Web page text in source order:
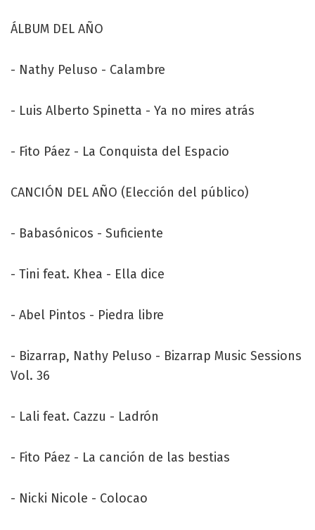
ÁLBUM DEL AÑO
- Nathy Peluso - Calambre
- Luis Alberto Spinetta - Ya no mires atrás
- Fito Páez - La Conquista del Espacio
CANCIÓN DEL AÑO (Elección del público)
- Babasónicos - Suficiente
- Tini feat. Khea - Ella dice
- Abel Pintos - Piedra libre
- Bizarrap, Nathy Peluso - Bizarrap Music Sessions
Vol. 36
- Lali feat. Cazzu - Ladrón
- Fito Páez - La canción de las bestias
- Nicki Nicole - Colocao